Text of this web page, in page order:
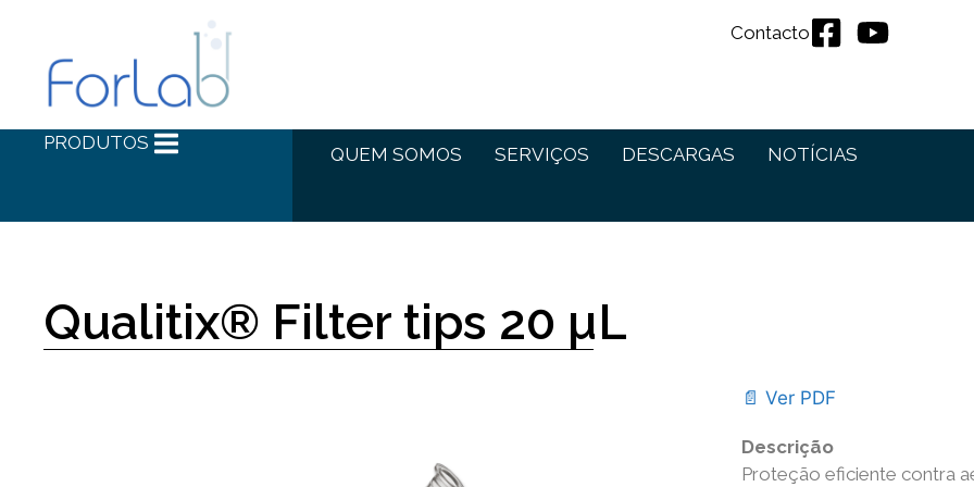
Contacto
PRODUTOS
QUEM SOMOS SERVIÇOS DESCARGAS NOTÍCIAS
Qualitix® Filter tips 20 µL
📄 Ver PDF
Descrição
Proteção eficiente contra